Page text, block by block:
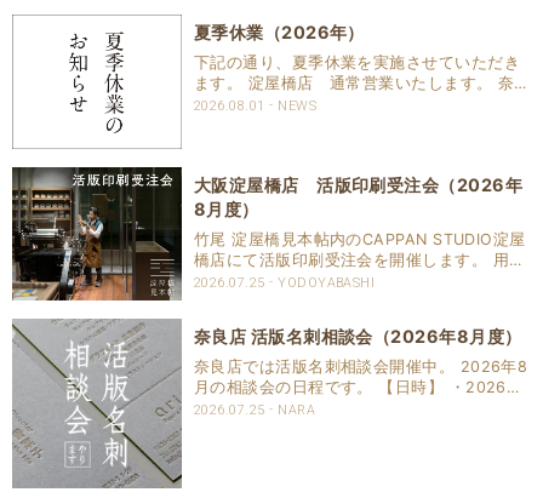
夏季休業（2026年）
下記の通り、夏季休業を実施させていただき
ます。 淀屋橋店 通常営業いたします。 奈良
店 8月16日（日）～8月20日（木）まで休業
2026.08.01 NEWS
大阪淀屋橋店 活版印刷受注会（2026年
8月度）
竹尾 淀屋橋見本帖内のCAPPAN STUDIO淀屋
橋店にて活版印刷受注会を開催します。 用紙
は竹尾スタッフさんに、印刷に関することは
2026.07.25 YODOYABASHI
奈良店 活版名刺相談会（2026年8月度）
奈良店では活版名刺相談会開催中。 2026年8
月の相談会の日程です。 【日時】 ・2026年
8月4日（火）13:00-16:00 ・2026年8月22
2026.07.25 NARA